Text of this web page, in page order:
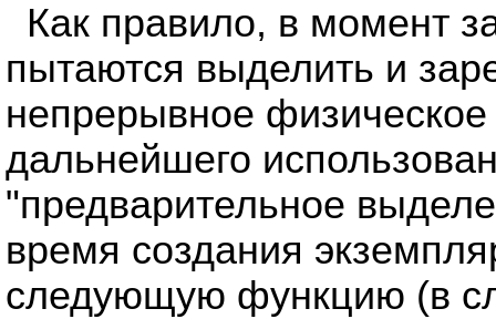
Как правило, в момент
пытаются выделить и
непрерывное физическое
дальнейшего
"предварительное
время создания
следующую функцию (в